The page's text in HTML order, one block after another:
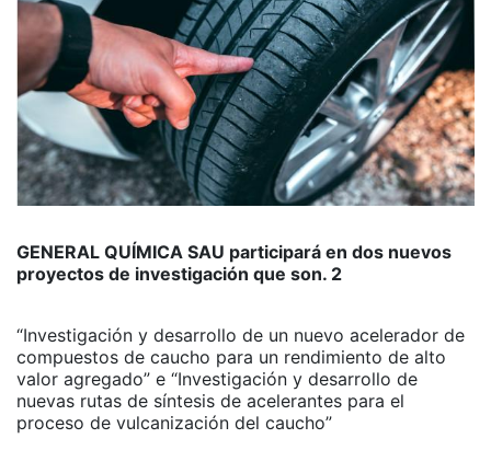
GENERAL QUÍMICA SAU participará en dos nuevos
proyectos de investigación que son. 2
“Investigación y desarrollo de un nuevo acelerador de
compuestos de caucho para un rendimiento de alto
valor agregado” e “Investigación y desarrollo de
nuevas rutas de síntesis de acelerantes para el
proceso de vulcanización del caucho”